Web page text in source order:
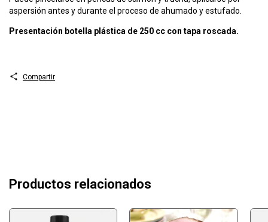
aspersión antes y durante el proceso de ahumado y estufado.
Presentación botella plástica de 250 cc con tapa roscada.
Compartir
Productos relacionados